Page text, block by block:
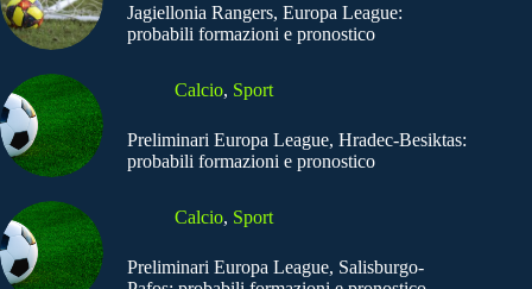
Jagiellonia Rangers, Europa League:
probabili formazioni e pronostico
Calcio, Sport
Preliminari Europa League, Hradec-Besiktas:
probabili formazioni e pronostico
Calcio, Sport
Preliminari Europa League, Salisburgo-